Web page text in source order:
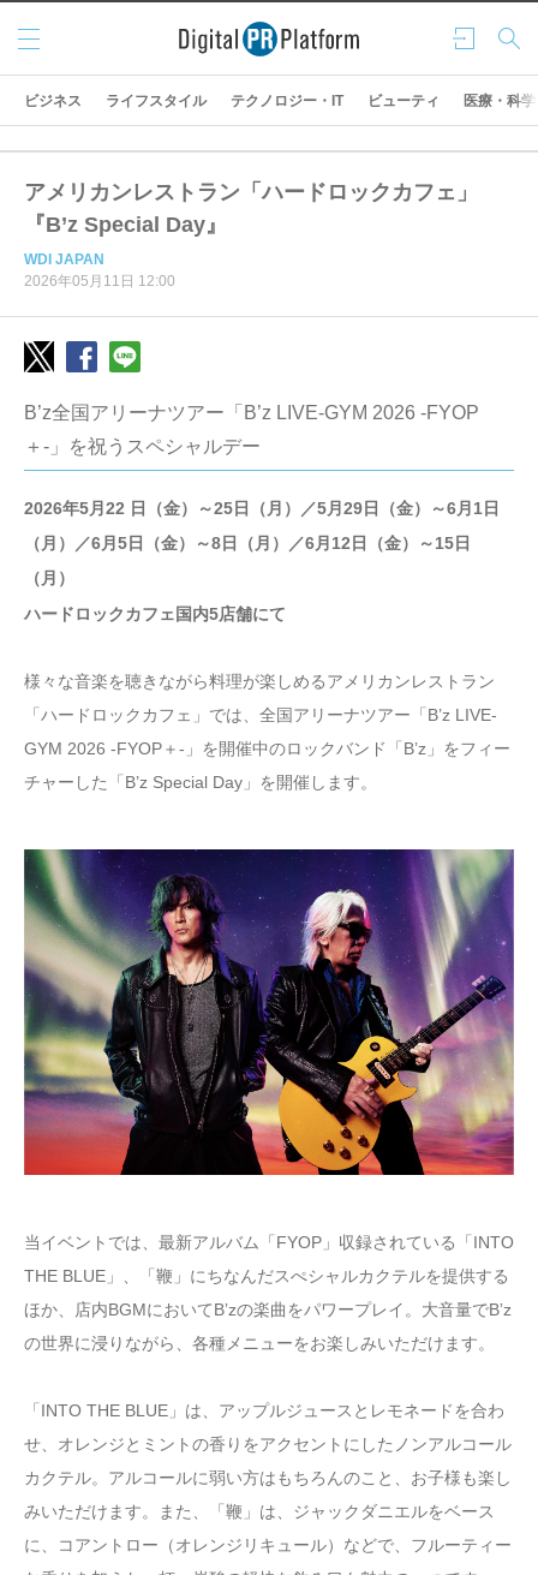
ログ
イン
検索
メニ
ュー
ビジネス ライフスタイル テクノロジー・IT ビューティ 医療・科学
アメリカンレストラン「ハードロックカフェ」
『B’z Special Day』
WDI JAPAN
2026年05月11日 12:00
B’z全国アリーナツアー「B’z LIVE-GYM 2026 -FYOP
＋-」を祝うスペシャルデー
2026年5月22 日（金）～25日（月）／5月29日（金）～6月1日
（月）／6月5日（金）～8日（月）／6月12日（金）～15日
（月）
ハードロックカフェ国内5店舗にて
様々な音楽を聴きながら料理が楽しめるアメリカンレストラン
「ハードロックカフェ」では、全国アリーナツアー「B’z LIVE-
GYM 2026 -FYOP＋-」を開催中のロックバンド「B’z」をフィー
チャーした「B’z Special Day」を開催します。
当イベントでは、最新アルバム「FYOP」収録されている「INTO
THE BLUE」、「鞭」にちなんだスぺシャルカクテルを提供する
ほか、店内BGMにおいてBʼzの楽曲をパワープレイ。大音量でBʼz
の世界に浸りながら、各種メニューをお楽しみいただけます。
「INTO THE BLUE」は、アップルジュースとレモネードを合わ
せ、オレンジとミントの香りをアクセントにしたノンアルコール
カクテル。アルコールに弱い方はもちろんのこと、お子様も楽し
みいただけます。また、「鞭」は、ジャックダニエルをベース
に、コアントロー（オレンジリキュール）などで、フルーティー